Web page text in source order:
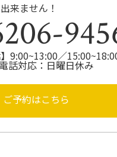
来ません！
】9:00~13:00／
話対応：日曜日休み
ご予約はこちら